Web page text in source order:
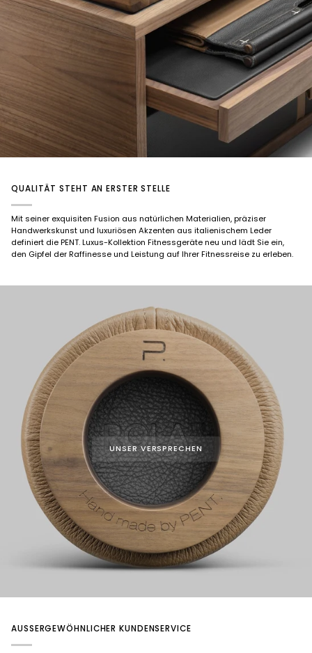
QUALITÄT STEHT AN ERSTER STELLE
Mit seiner exquisiten Fusion aus natürlichen Materialien, präziser
Handwerkskunst und luxuriösen Akzenten aus italienischem Leder
definiert die PENT. Luxus-Kollektion Fitnessgeräte neu und lädt Sie ein,
den Gipfel der Raffinesse und Leistung auf Ihrer Fitnessreise zu erleben.
AUSSERGEWÖHNLICHER KUNDENSERVICE
UNSER VERSPRECHEN